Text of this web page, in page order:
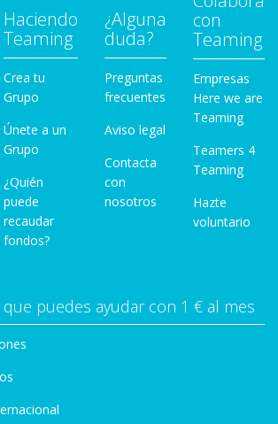
Haciendo
Teaming
Crea tu
Grupo
Únete a un
Grupo
¿Quién
puede
recaudar
fondos?
¿Alguna
duda?
Preguntas
frecuentes
Aviso legal
Contacta
con
nosotros
con
Teaming
Empresas
Here we are
Teaming
Teamers 4
Teaming
Hazte
voluntario
puedes ayudar con 1 € al mes